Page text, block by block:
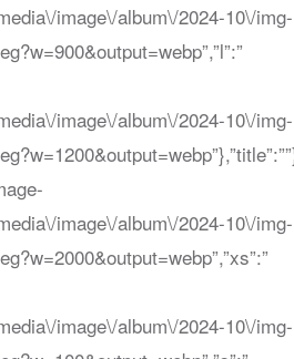
image\/album\/2024-10\/img-
image\/album\/2024-10\/img-
image\/album\/2024-10\/img-
image\/album\/2024-10\/img-